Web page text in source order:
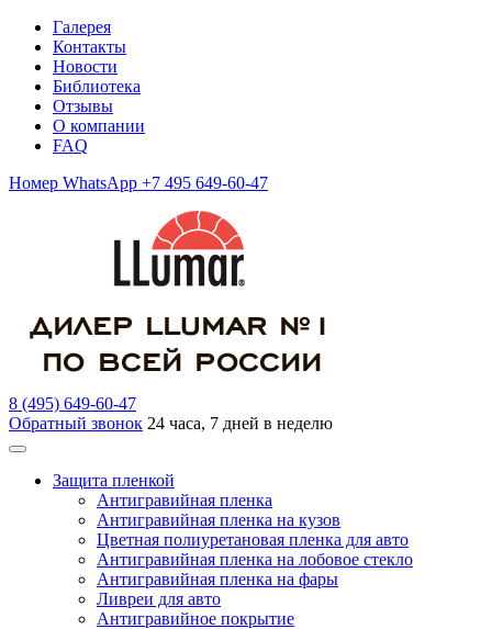
Галерея
Контакты
Новости
Библиотека
Отзывы
О компании
FAQ
Номер WhatsApp +7 495 649-60-47
8 (495) 649-60-47
Обратный звонок 24 часа, 7 дней в неделю
Защита пленкой
Антигравийная пленка
Антигравийная пленка на кузов
Цветная полиуретановая пленка для авто
Антигравийная пленка на лобовое стекло
Антигравийная пленка на фары
Ливреи для авто
Антигравийное покрытие